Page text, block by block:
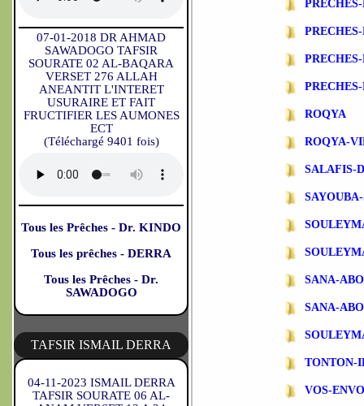
07-01-2018 DR AHMAD
SAWADOGO TAFSIR
SOURATE 02 AL-BAQARA
VERSET 276 ALLAH
ANEANTIT L'INTERET
USURAIRE ET FAIT
FRUCTIFIER LES AUMONES
ECT
(Téléchargé 9401 fois)
Tous les Prêches - Dr. KINDO
Tous les prêches - DERRA
Tous les Prêches - Dr.
SAWADOGO
TAFSIR ISMAIL DERRA
04-11-2023 ISMAIL DERRA
TAFSIR SOURATE 06 AL-
ROQYA
ROQYA-
SALAFIS-
SANA-
SANA-
TONTON-
VOS-